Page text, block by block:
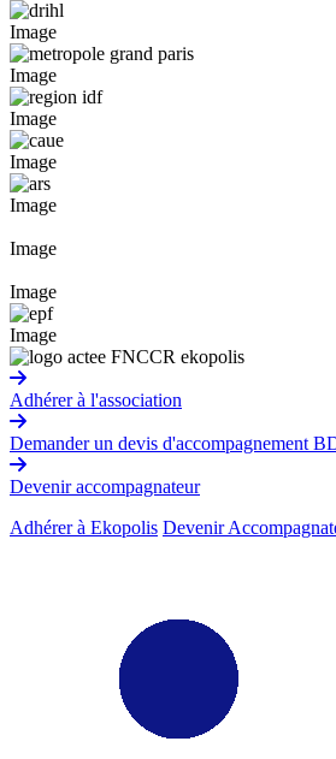
Image
Image
Image
Image
Image
Image
Image
Image
Adhérer à l'association
Demander un devis d'accompagnement
Devenir accompagnateur
Adhérer à Ekopolis Devenir